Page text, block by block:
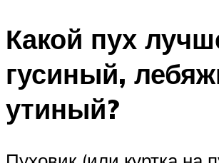
Какой пух
гусиный,
утиный?